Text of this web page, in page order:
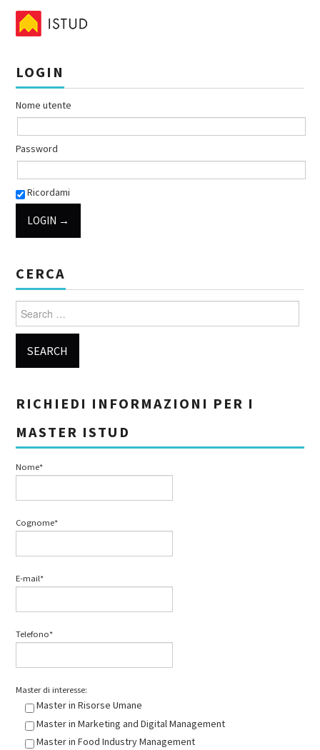
LOGIN
Nome utente
Password
Ricordami
CERCA
Search for:
RICHIEDI INFORMAZIONI PER I
MASTER ISTUD
Nome*
Cognome*
E-mail*
Telefono*
Master di interesse:
Master in Risorse Umane
Master in Marketing and Digital Management
Master in Food Industry Management